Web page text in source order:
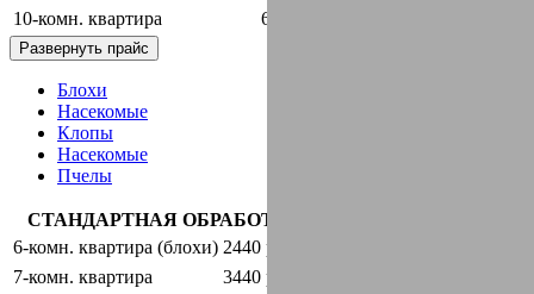
10-комн. квартира 6440 руб.
Развернуть прайс
Блохи
Насекомые
Клопы
Насекомые
Пчелы
СТАНДАРТНАЯ ОБРАБОТКА + ГАРАНТИЯ
6-комн. квартира (блохи) 2440 руб.
7-комн. квартира 3440 руб.